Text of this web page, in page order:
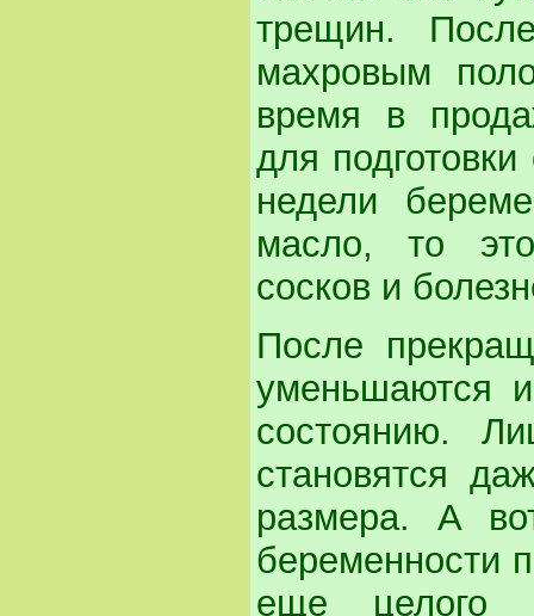
трещин.
махровым
время в
для
недели
масло, то
сосков и
После
уменьшаются
состоянию.
становятся
размера. А
беременности
еще целого